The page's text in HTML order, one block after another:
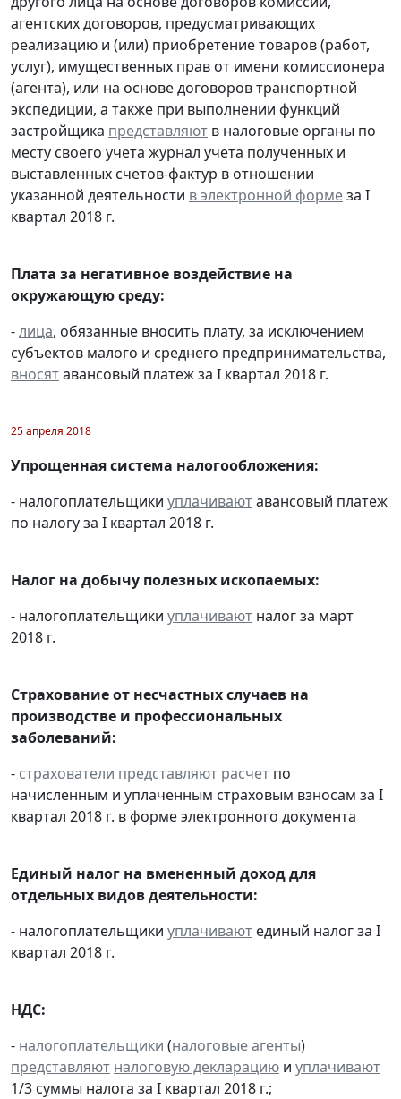
агентских договоров, предусматривающих
реализацию и (или) приобретение товаров (работ,
услуг), имущественных прав от имени комиссионера
(агента), или на основе договоров транспортной
экспедиции, а также при выполнении функций
застройщика представляют в налоговые органы по
месту своего учета журнал учета полученных и
выставленных счетов-фактур в отношении
указанной деятельности в электронной формеза I
квартал 2018 г.
Плата за негативное воздействие на
окружающую среду:
-лица, обязанные вносить плату, за исключением
субъектов малого и среднего предпринимательства,
вносятавансовый платеж за I квартал 2018 г.
25 апреля 2018
Упрощенная система налогообложения:
- налогоплательщики уплачиваютавансовый платеж
по налогу за I квартал 2018 г.
Налог на добычу полезных ископаемых:
- налогоплательщики уплачивают налог за март
2018 г.
Страхование от несчастных случаев на
производстве и профессиональных
заболеваний:
- страхователи представляют расчет по
начисленным и уплаченным страховым взносам за I
квартал 2018 г. в форме электронного документа
Единый налог на вмененный доход для
отдельных видов деятельности:
- налогоплательщики уплачивают единый налог за I
квартал 2018 г.
НДС:
- налогоплательщики (налоговые агенты)
представляют налоговую декларацию и уплачивают
1/3 суммы налога за I квартал 2018 г.;